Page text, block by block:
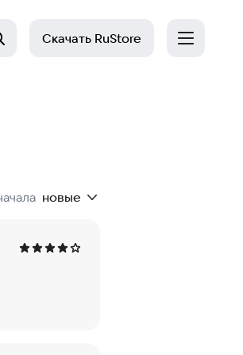
Скачать RuStore
новые